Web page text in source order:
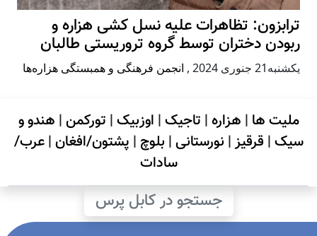
ترابزون: تظاهرات علیه نسل کشی هزاره و
ربودن دختران توسط گروه تروریستی طالبان
يكشنبه21 جنوری 2024 , انجمن فرهنگی و همبستگی هزاره‌ها
ملیت ها | هزاره| تاجیک| اوزبیک| تورکمن| هندو و
سیک| قرقیز| نورستانی| بلوچ | پشتون/افغان|عرب/
سادات
جستجو در کابل پرس